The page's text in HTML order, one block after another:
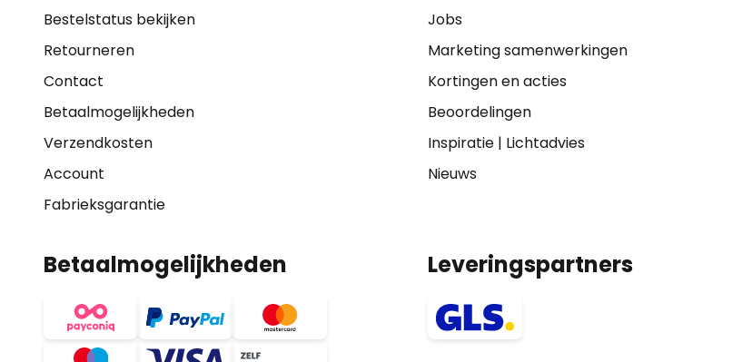
Bestelstatus bekijken
Retourneren
Contact
Betaalmogelijkheden
Verzendkosten
Account
Fabrieksgarantie
Jobs
Marketing samenwerkingen
Kortingen en acties
Beoordelingen
Inspiratie| Lichtadvies
Nieuws
Betaalmogelijkheden Leveringspartners